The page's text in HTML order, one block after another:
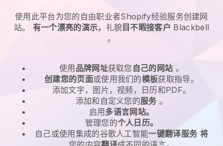
使用此平台为您的自由职业者Shopify经验服务创建网
站。 有一个漂亮的演示， 礼貌目不暇接客户 Blackbell
。
使用品牌网址获取您 自己的网站 。
创建您的页面或使用我们的模板获取指导。
添加文字，图片，视频，日历和PDF。
添加和自定义您的服务 。
启用多语言网站。
管理您的个人日历。
自己或使用集成的谷歌人工智能一键翻译服务 将